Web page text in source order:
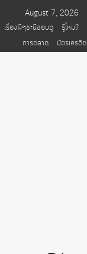
August 7, 2026
เรื่องผีๆชะนีชอบดู รู้ไหม?
การตลาด
บัตรเครดิต